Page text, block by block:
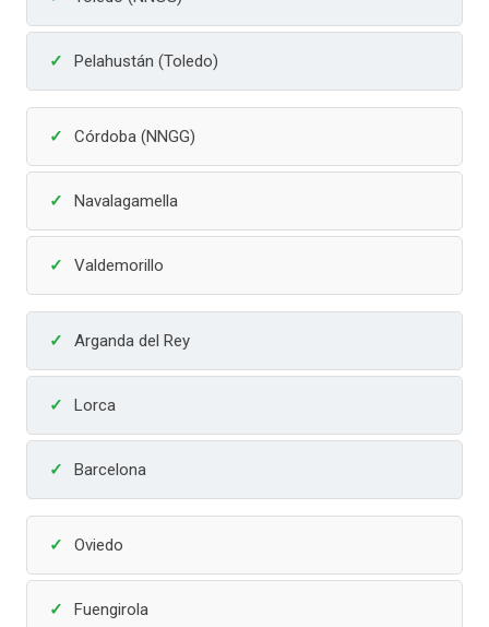
Pelahustán (Toledo)
Córdoba (NNGG)
Navalagamella
Valdemorillo
Arganda del Rey
Lorca
Barcelona
Oviedo
Fuengirola